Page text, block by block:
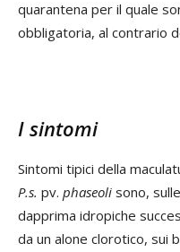
quarantena per il quale
obbligatoria, al contrario
I sintomi
Sintomi tipici della
P.s. pv. phaseoli sono,
dapprima idropiche
da un alone clorotico, sui